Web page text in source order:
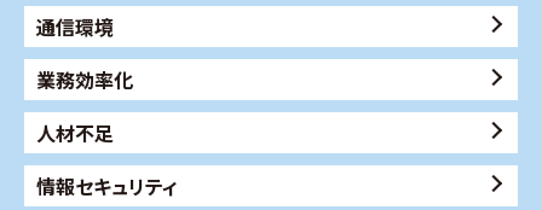
通信環境
業務効率化
人材不足
情報セキュリティ